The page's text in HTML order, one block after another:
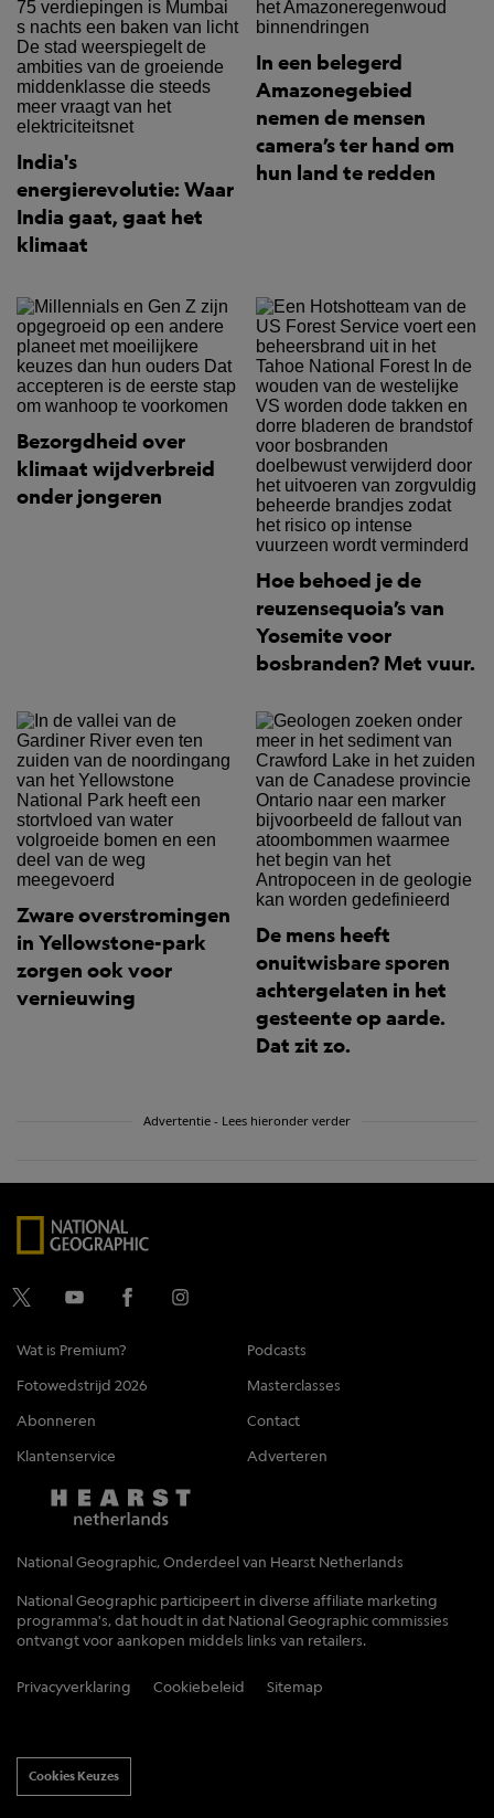
India's
energierevolutie: Waar
India gaat, gaat het
klimaat
In een belegerd
Amazonegebied
nemen de mensen
camera’s ter hand om
hun land te redden
Bezorgdheid over
klimaat wijdverbreid
onder jongeren
Hoe behoed je de
reuzensequoia’s van
Yosemite voor
bosbranden? Met vuur.
Zware overstromingen
in Yellowstone-park
zorgen ook voor
vernieuwing
De mens heeft
onuitwisbare sporen
achtergelaten in het
gesteente op aarde.
Dat zit zo.
Advertentie - Lees hieronder verder
Wat is Premium?
Podcasts
Fotowedstrijd 2026
Masterclasses
Abonneren
Contact
Klantenservice
Adverteren
National Geographic, Onderdeel van Hearst Netherlands
National Geographic participeert in diverse affiliate marketing
programma's, dat houdt in dat National Geographic commissies
ontvangt voor aankopen middels links van retailers.
Privacyverklaring Cookiebeleid Sitemap
Cookies Keuzes